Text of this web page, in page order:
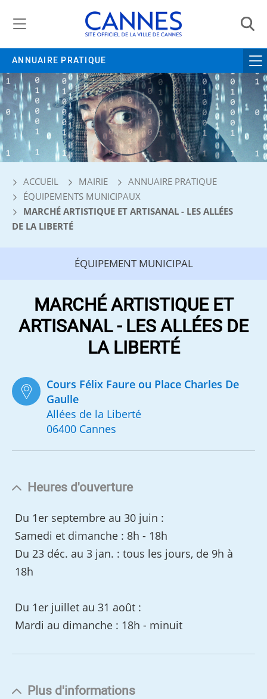
ANNUAIRE PRATIQUE
ACCUEIL MAIRIE
ANNUAIRE PRATIQUE
ÉQUIPEMENTS MUNICIPAUX
MARCHÉ ARTISTIQUE ET ARTISANAL - LES ALLÉES
DE LA LIBERTÉ
ÉQUIPEMENT MUNICIPAL
MARCHÉ ARTISTIQUE ET
ARTISANAL - LES ALLÉES DE
LA LIBERTÉ
Cours Félix Faure ou Place Charles De
Gaulle
Allées de la Liberté
06400 Cannes
Heures d'ouverture
Du 1er septembre au 30 juin :
Samedi et dimanche : 8h - 18h
Du 23 déc. au 3 jan. : tous les jours, de 9h à
18h
Du 1er juillet au 31 août :
Mardi au dimanche : 18h - minuit
Plus d'informations